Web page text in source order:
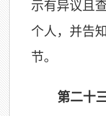
示有异议且
个人，并告
节。
第二十